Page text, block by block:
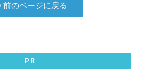
前のページに戻る
PR